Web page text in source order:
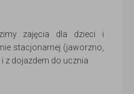
zajęcia dla dzieci i
stacjonarnej (jaworzno,
z dojazdem do ucznia